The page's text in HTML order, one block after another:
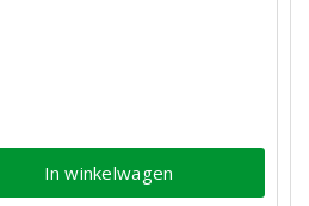
In winkelwagen